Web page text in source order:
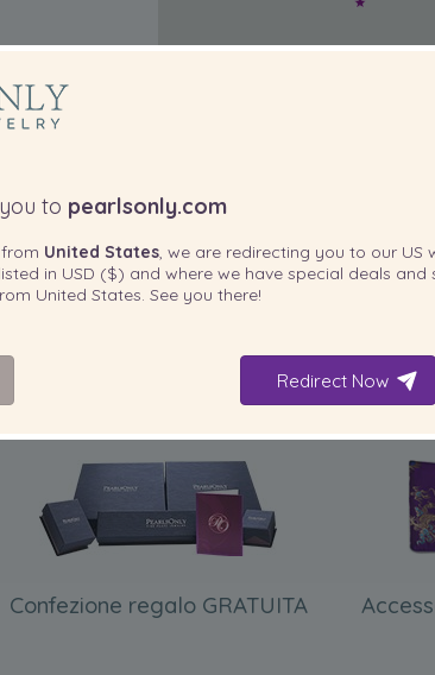
Confezione regalo GRATUITA
to pearlsonly.com
United States, we are redirecting you to our US
in USD ($) and where we have special deals and
United States . See you there!
Redirect Now